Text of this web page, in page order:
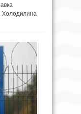
Холодилина